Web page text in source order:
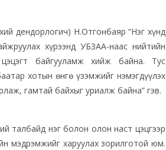
дендорлогич) Н.Отгонбаяр “Нэг хүнд
хүрээнд УБЗАА-наас нийтийн
байгууламж хийж байна. Тус
хотын өнгө үзэмжийг нэмэгдүүлэх
гамтай байхыг уриалж байна” гэв.
талбайд нэг болон олон наст цэцгээр
мэдрэмжийг харуулах зорилготой юм.